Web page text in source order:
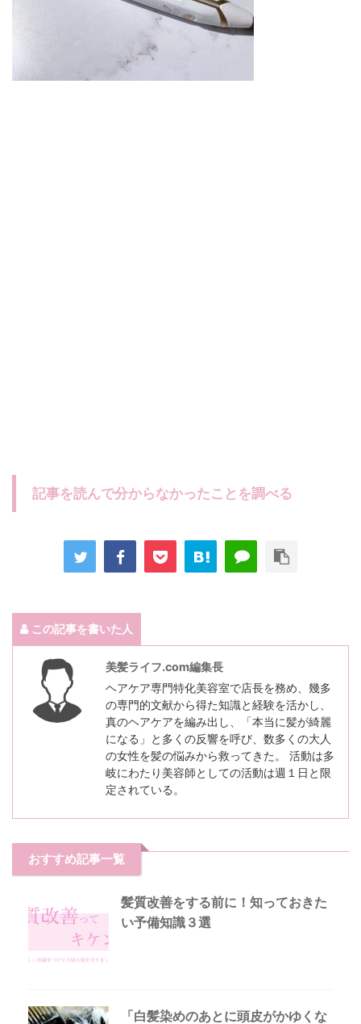
記事を読んで分からなかったことを調べる
この記事を書いた人
美髪ライフ.com編集長
ヘアケア専門特化美容室で店長を務め、幾多
の専門的文献から得た知識と経験を活かし、
真のヘアケアを編み出し、「本当に髪が綺麗
になる」と多くの反響を呼び、数多くの大人
の女性を髪の悩みから救ってきた。 活動は多
岐にわたり美容師としての活動は週１日と限
定されている。
おすすめ記事一覧
髪質改善をする前に！知っておきた
い予備知識３選
「白髪染めのあとに頭皮がかゆくな